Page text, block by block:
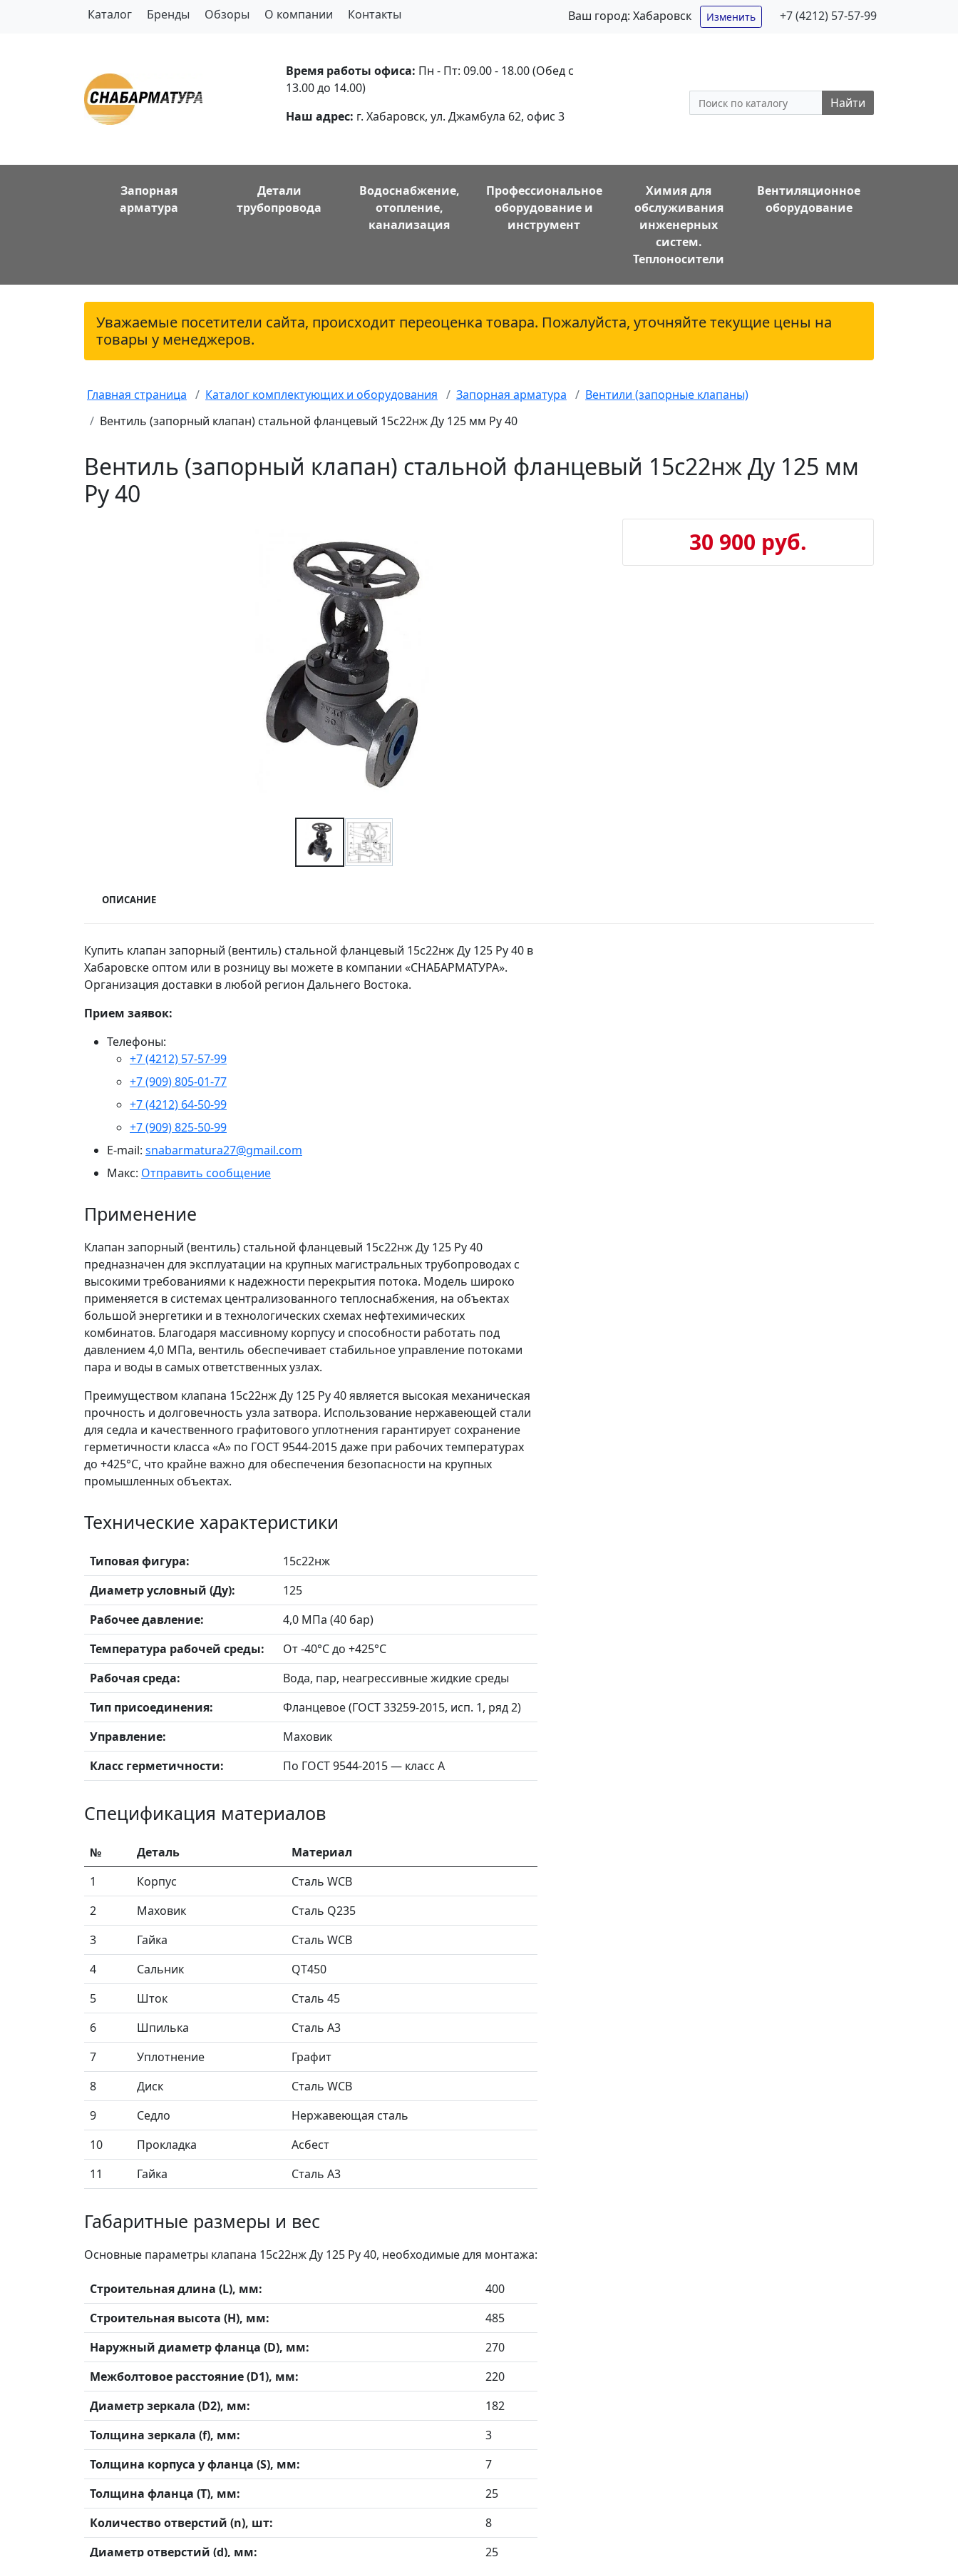
Каталог Бренды Обзоры О компании Контакты Ваш город: Хабаровск Изменить +7 (4212) 57-57-99
Время работы офиса: Пн - Пт: 09.00 - 18.00 (Обед с
13.00 до 14.00)
Наш адрес: г. Хабаровск, ул. Джамбула 62, офис 3
Найти
Запорная
арматура
Детали
трубопровода
Водоснабжение,
отопление,
канализация
Профессиональное
оборудование и
инструмент
Химия для
обслуживания
инженерных
систем.
Теплоносители
Вентиляционное
оборудование
Уважаемые посетители сайта, происходит переоценка товара. Пожалуйста, уточняйте текущие цены на
товары у менеджеров.
Главная страница Каталог комплектующих и оборудования Запорная арматура
Вентили (запорные клапаны)
Вентиль (запорный клапан) стальной фланцевый 15с22нж Ду 125 мм Ру 40
Вентиль (запорный клапан) стальной фланцевый 15с22нж Ду 125 мм
Ру 40
30 900 руб.
ОПИСАНИЕ
Купить клапан запорный (вентиль) стальной фланцевый 15с22нж Ду 125 Ру 40 в
Хабаровске оптом или в розницу вы можете в компании «СНАБАРМАТУРА».
Организация доставки в любой регион Дальнего Востока.
Прием заявок:
Телефоны:
+7 (4212) 57-57-99
+7 (909) 805-01-77
+7 (4212) 64-50-99
+7 (909) 825-50-99
E-mail: snabarmatura27@gmail.com
Макс: Отправить сообщение
Применение
Клапан запорный (вентиль) стальной фланцевый 15с22нж Ду 125 Ру 40
предназначен для эксплуатации на крупных магистральных трубопроводах с
высокими требованиями к надежности перекрытия потока. Модель широко
применяется в системах централизованного теплоснабжения, на объектах
большой энергетики и в технологических схемах нефтехимических
комбинатов. Благодаря массивному корпусу и способности работать под
давлением 4,0 МПа, вентиль обеспечивает стабильное управление потоками
пара и воды в самых ответственных узлах.
Преимуществом клапана 15с22нж Ду 125 Ру 40 является высокая механическая
прочность и долговечность узла затвора. Использование нержавеющей стали
для седла и качественного графитового уплотнения гарантирует сохранение
герметичности класса «А» по ГОСТ 9544-2015 даже при рабочих температурах
до +425°C, что крайне важно для обеспечения безопасности на крупных
промышленных объектах.
Технические характеристики
Типовая фигура:
15с22нж
Диаметр условный (Ду):
125
Рабочее давление:
4,0 МПа (40 бар)
Температура рабочей среды:
От -40°C до +425°C
Рабочая среда:
Вода, пар, неагрессивные жидкие среды
Тип присоединения:
Фланцевое (ГОСТ 33259-2015, исп. 1, ряд 2)
Управление:
Маховик
Класс герметичности:
По ГОСТ 9544-2015 — класс А
Спецификация материалов
№ Деталь
Материал
1
Корпус
Сталь WCB
2
Маховик
Сталь Q235
3
Гайка
Сталь WCB
4
Сальник
QT450
5
Шток
Сталь 45
6
Шпилька
Сталь А3
7
Уплотнение
Графит
8
Диск
Сталь WCB
9
Седло
Нержавеющая сталь
10
Прокладка
Асбест
11
Гайка Сталь А3
Габаритные размеры и вес
Основные параметры клапана 15с22нж Ду 125 Ру 40, необходимые для монтажа:
Строительная длина (L), мм:
400
Строительная высота (H), мм:
485
Наружный диаметр фланца (D), мм:
270
Межболтовое расстояние (D1), мм:
220
Диаметр зеркала (D2), мм:
182
Толщина зеркала (f), мм:
3
Толщина корпуса у фланца (S), мм:
7
Толщина фланца (T), мм:
25
Количество отверстий (n), шт:
8
Диаметр отверстий (d), мм:
25